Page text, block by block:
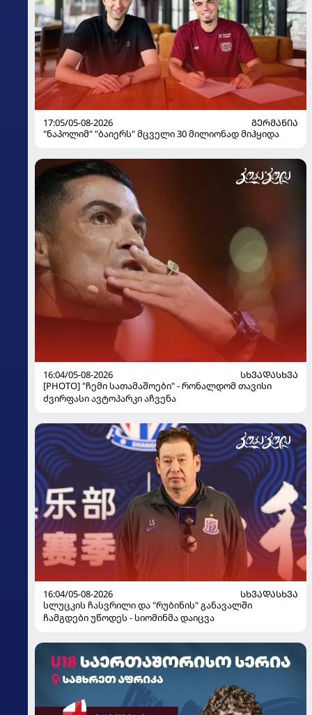
17:05/05-08-2026
ᲒᲔᲠᲛᲐᲜᲘᲐ
"ნაპოლიმ" "ბაიერს" მცველი 30 მილიონად მიჰყიდა
16:04/05-08-2026
ᲡᲮᲕᲐᲓᲐᲡᲮᲕᲐ
[PHOTO] "ჩემი სათამაშოები" - რონალდომ თავისი
ძვირფასი ავტოპარკი აჩვენა
16:04/05-08-2026
ᲡᲮᲕᲐᲓᲐᲡᲮᲕᲐ
სლუცკის ჩასვრილი და "რუბინის" განავალში
ჩამგდები უწოდეს - სიომინმა დაიცვა